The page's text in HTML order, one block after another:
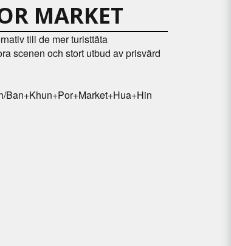
MARKET
till de mer turisttäta
scenen och stort utbud av prisvärd
Ban+Khun+Por+Market+Hua+Hin